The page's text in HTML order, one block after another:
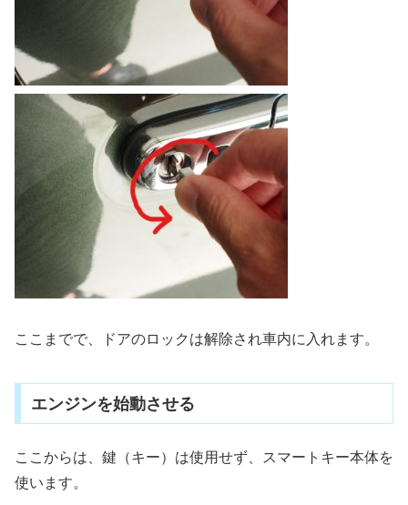
ここまでで、ドアのロックは解除され車内に入れます。
エンジンを始動させる
ここからは、鍵（キー）は使用せず、スマートキー本体を
使います。